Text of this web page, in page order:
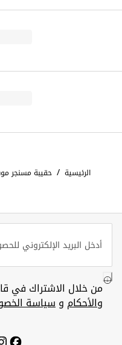
الرئيسية / حقيبة مسنجر موت 38 جلد طبيعي بارز
من خلال الاشتراك في
والأحكام وسياسة